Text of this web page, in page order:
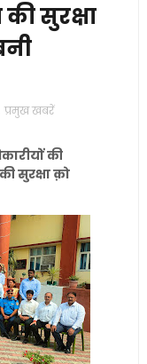
सुरक्षा
प्रमुख खबरें
की
सुरक्षा क़ो